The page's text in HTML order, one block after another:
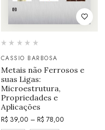
CASSIO BARBOSA
Metais não Ferrosos e
suas Ligas:
Microestrutura,
Propriedades e
Aplicações
R$ 39,00 – R$ 78,00